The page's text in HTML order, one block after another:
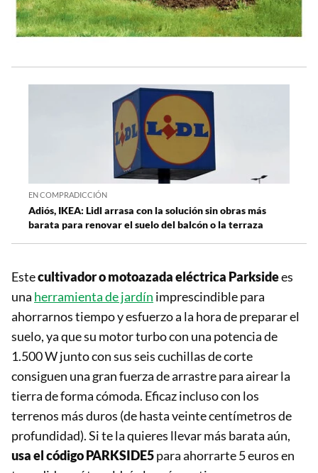
EN COMPRADICCIÓN
Adiós, IKEA: Lidl arrasa con la solución sin obras más
barata para renovar el suelo del balcón o la terraza
Estecultivador o motoazada eléctrica Parksidees
una herramienta de jardín imprescindible para
ahorrarnos tiempo y esfuerzo a la hora de preparar el
suelo, ya que su motor turbo con una potencia de
1.500 W junto con sus seis cuchillas de corte
consiguen una gran fuerza de arrastre para airear la
tierra de forma cómoda. Eficaz incluso con los
terrenos más duros (de hasta veinte centímetros de
profundidad). Si te la quieres llevar más barata aún,
usa el código PARKSIDE5para ahorrarte 5 euros en